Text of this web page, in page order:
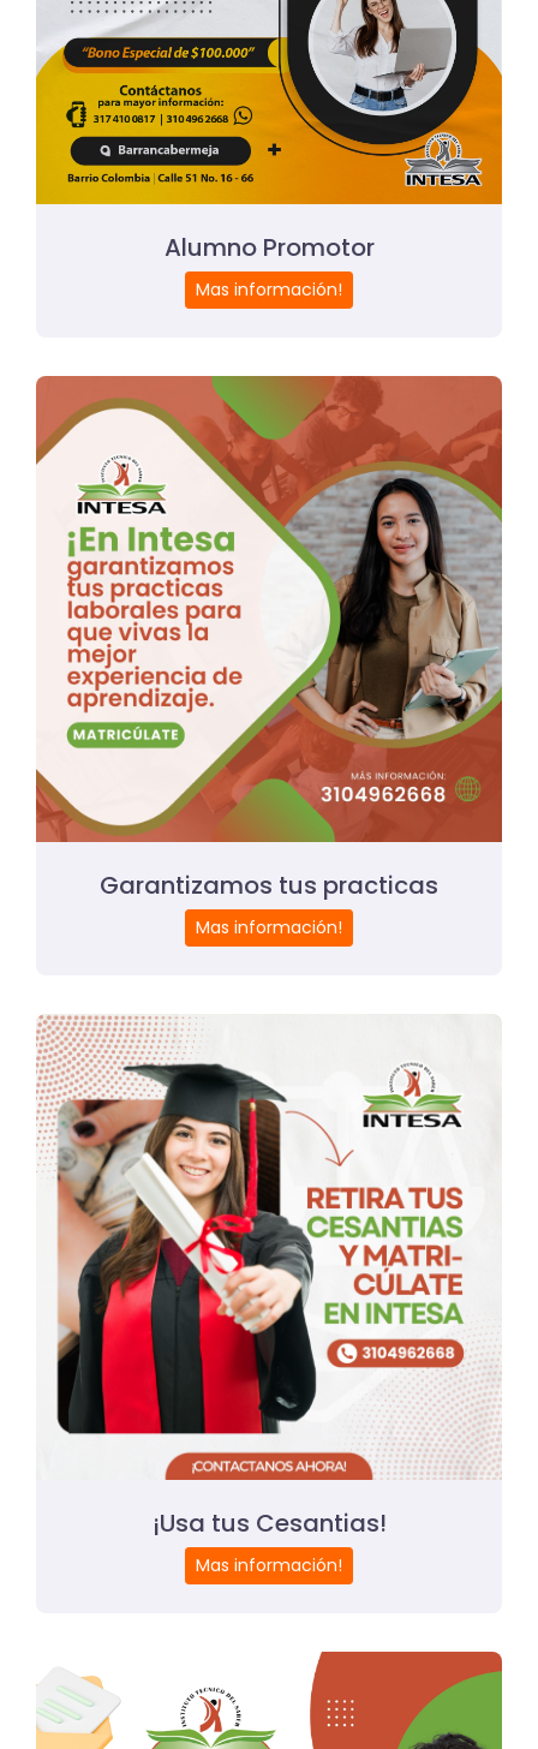
Alumno Promotor
Mas información!
Garantizamos tus practicas
Mas información!
¡Usa tus Cesantias!
Mas información!